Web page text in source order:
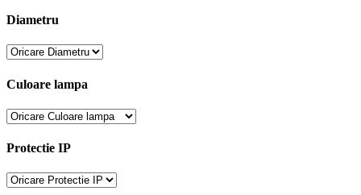
Diametru
Culoare lampa
Protectie IP